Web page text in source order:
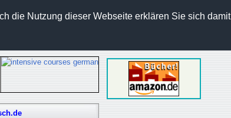
die Nutzung dieser Webseite erklären Sie sich damit